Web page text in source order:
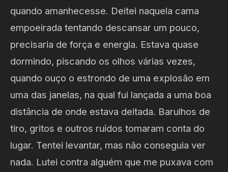
quando amanhecesse. Deitei naquela cama
empoeirada tentando descansar um pouco,
precisaria de força e energia. Estava quase
dormindo, piscando os olhos várias vezes,
quando ouço o estrondo de uma explosão em
uma das janelas, na qual fui lançada a uma boa
distância de onde estava deitada. Barulhos de
tiro, gritos e outros ruídos tomaram conta do
lugar. Tentei levantar, mas não conseguia ver
nada. Lutei contra alguém que me puxava com